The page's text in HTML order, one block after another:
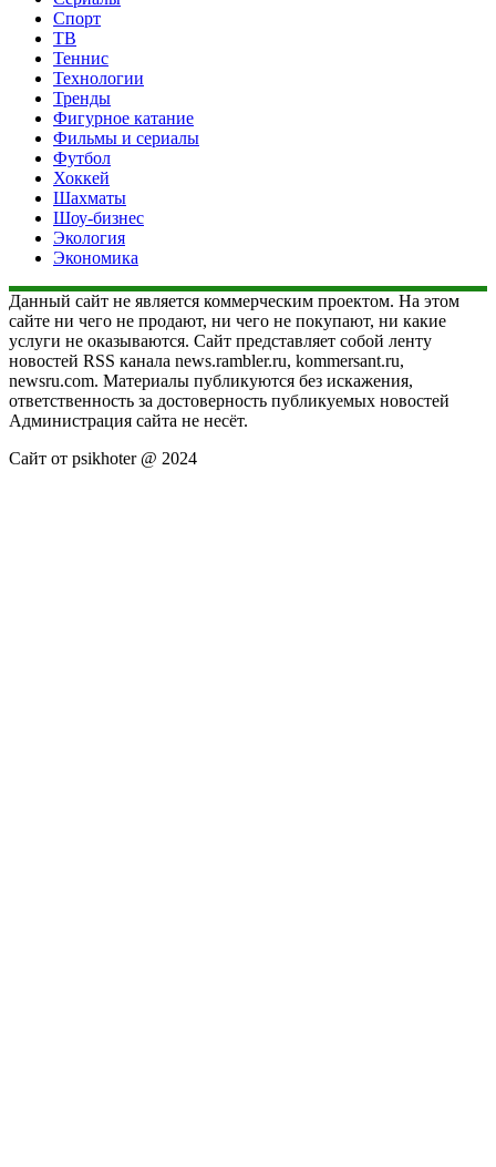
Спорт
ТВ
Теннис
Технологии
Тренды
Фигурное катание
Фильмы и сериалы
Футбол
Хоккей
Шахматы
Шоу-бизнес
Экология
Экономика
Данный сайт не является коммерческим проектом. На этом
сайте ни чего не продают, ни чего не покупают, ни какие
услуги не оказываются. Сайт представляет собой ленту
новостей RSS канала news.rambler.ru, kommersant.ru,
newsru.com. Материалы публикуются без искажения,
ответственность за достоверность публикуемых новостей
Администрация сайта не несёт.
Сайт от psikhoter @ 2024